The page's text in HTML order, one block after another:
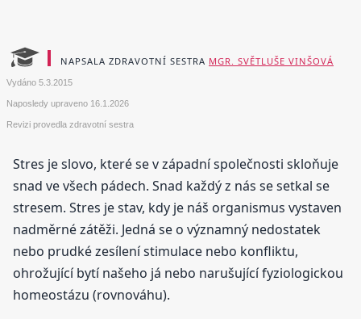
NAPSALA ZDRAVOTNÍ SESTRA MGR. SVĚTLUŠE VINŠOVÁ
Vydáno 5.3.2015
Naposledy upraveno 16.1.2026
Revizi provedla zdravotní sestra
Stres je slovo, které se v západní společnosti skloňuje
snad ve všech pádech. Snad každý z nás se setkal se
stresem. Stres je stav, kdy je náš organismus vystaven
nadměrné zátěži. Jedná se o významný nedostatek
nebo prudké zesílení stimulace nebo konfliktu,
ohrožující bytí našeho já nebo narušující fyziologickou
homeostázu (rovnováhu).